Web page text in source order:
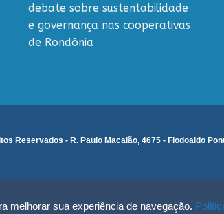
melhorar sua experiência de navegação.
debate sobre sustentabilidade
e governança nas cooperativas
de Rondônia
Reservados - R. Paulo Macalão, 4675 - Flodoaldo